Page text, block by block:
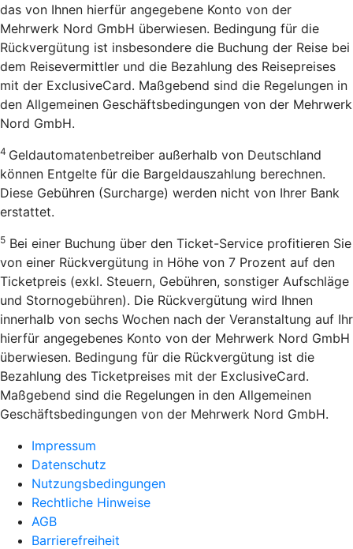
das von Ihnen hierfür angegebene Konto von der
Mehrwerk Nord GmbH überwiesen. Bedingung für die
Rückvergütung ist insbesondere die Buchung der Reise bei
dem Reisevermittler und die Bezahlung des Reisepreises
mit der ExclusiveCard. Maßgebend sind die Regelungen in
den Allgemeinen Geschäftsbedingungen von der Mehrwerk
Nord GmbH.
4 Geldautomatenbetreiber außerhalb von Deutschland
können Entgelte für die Bargeldauszahlung berechnen.
Diese Gebühren (Surcharge) werden nicht von Ihrer Bank
erstattet.
5 Bei einer Buchung über den Ticket-Service profitieren Sie
von einer Rückvergütung in Höhe von 7 Prozent auf den
Ticketpreis (exkl. Steuern, Gebühren, sonstiger Aufschläge
und Stornogebühren). Die Rückvergütung wird Ihnen
innerhalb von sechs Wochen nach der Veranstaltung auf Ihr
hierfür angegebenes Konto von der Mehrwerk Nord GmbH
überwiesen. Bedingung für die Rückvergütung ist die
Bezahlung des Ticketpreises mit der ExclusiveCard.
Maßgebend sind die Regelungen in den Allgemeinen
Geschäftsbedingungen von der Mehrwerk Nord GmbH.
Impressum
Datenschutz
Nutzungsbedingungen
Rechtliche Hinweise
AGB
Barrierefreiheit